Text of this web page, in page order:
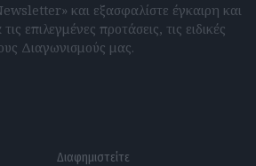
και εξασφαλίστε έγκαιρη και
επιλεγμένες προτάσεις, τις ειδικές
Διαγωνισμούς μας.
Διαφημιστείτε